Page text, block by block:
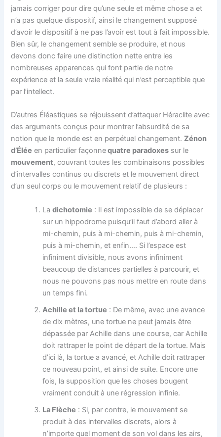
jamais corriger pour dire qu’une seule et même chose a et
n’a pas quelque dispositif, ainsi le changement supposé
d’avoir le dispositif à ne pas l’avoir est tout à fait impossible.
Bien sûr, le changement semble se produire, et nous
devons donc faire une distinction nette entre les
nombreuses apparences qui font partie de notre
expérience et la seule vraie réalité qui n’est perceptible que
par l’intellect.
D’autres Éléastiques se réjouissent d’attaquer Héraclite avec
des arguments conçus pour montrer l’absurdité de sa
notion que le monde est en perpétuel changement.Zénon
d’Élée en particulier façonnequatre paradoxes sur le
mouvement, couvrant toutes les combinaisons possibles
d’intervalles continus ou discrets et le mouvement direct
d’un seul corps ou le mouvement relatif de plusieurs :
Ladichotomie : Il est impossible de se déplacer
sur un hippodrome puisqu’il faut d’abord aller à
mi-chemin, puis à mi-chemin, puis à mi-chemin,
puis à mi-chemin, et enfin…. Si l’espace est
infiniment divisible, nous avons infiniment
beaucoup de distances partielles à parcourir, et
nous ne pouvons pas nous mettre en route dans
un temps fini.
Achille et la tortue : De même, avec une avance
de dix mètres, une tortue ne peut jamais être
dépassée par Achille dans une course, car Achille
doit rattraper le point de départ de la tortue. Mais
d’ici là, la tortue a avancé, et Achille doit rattraper
ce nouveau point, et ainsi de suite. Encore une
fois, la supposition que les choses bougent
vraiment conduit à une régression infinie.
La Flèche : Si, par contre, le mouvement se
produit à des intervalles discrets, alors à
n’importe quel moment de son vol dans les airs,